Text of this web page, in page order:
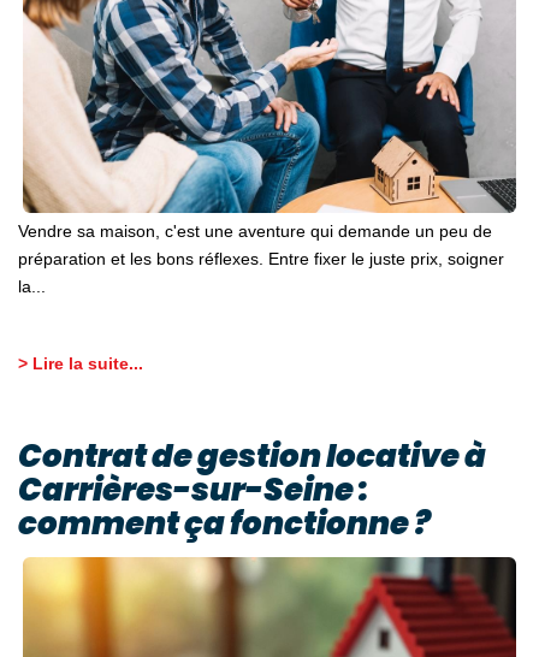
Vendre sa maison, c'est une aventure qui demande un peu de
préparation et les bons réflexes. Entre fixer le juste prix, soigner
la...
> Lire la suite...
Contrat de gestion locative à
Carrières-sur-Seine :
comment ça fonctionne ?